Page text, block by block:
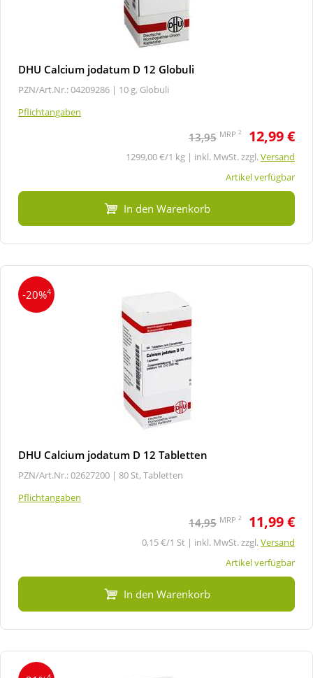
DHU Calcium jodatum D 12 Globuli
PZN/Art.Nr.: 04209286 | 10 g, Globuli
Pflichtangaben
13,95 MRP 2 12,99 €
1299,00 €/1 kg | inkl. MwSt. zzgl.Versand
Artikel verfügbar
In den Warenkorb
-20%4
DHU Calcium jodatum D 12 Tabletten
PZN/Art.Nr.: 02627200 | 80 St, Tabletten
Pflichtangaben
14,95 MRP 2 11,99 €
0,15 €/1 St | inkl. MwSt. zzgl.Versand
Artikel verfügbar
In den Warenkorb